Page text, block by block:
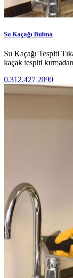
Su Kaçağı Bulma
Su Kaçağı Tespiti
kaçak tespiti
0.312.427 2090